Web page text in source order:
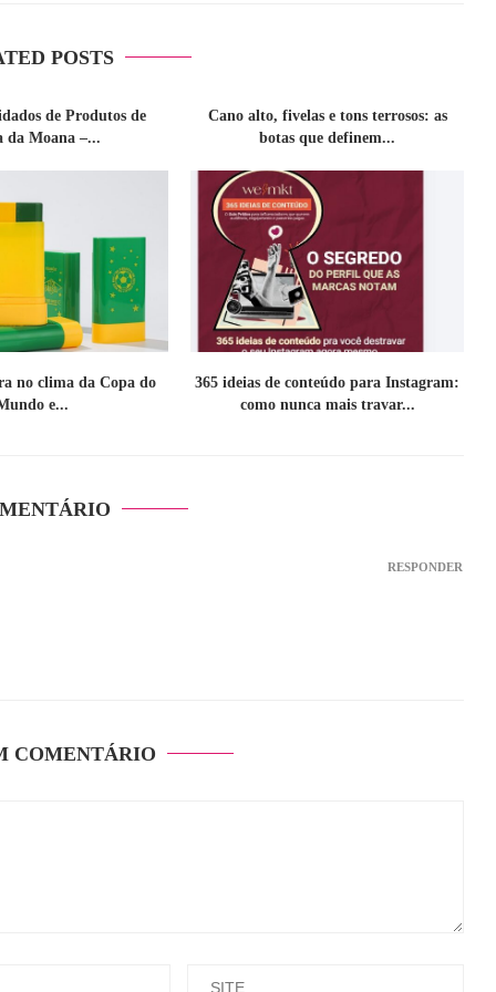
POSTS
de Produtos de
da Moana –...
Cano alto, fivelas e tons terrosos: as
botas que definem...
no clima da Copa do
e...
365 ideias de conteúdo para Instagram:
como nunca mais travar...
RESPONDER
COMENTÁRIO